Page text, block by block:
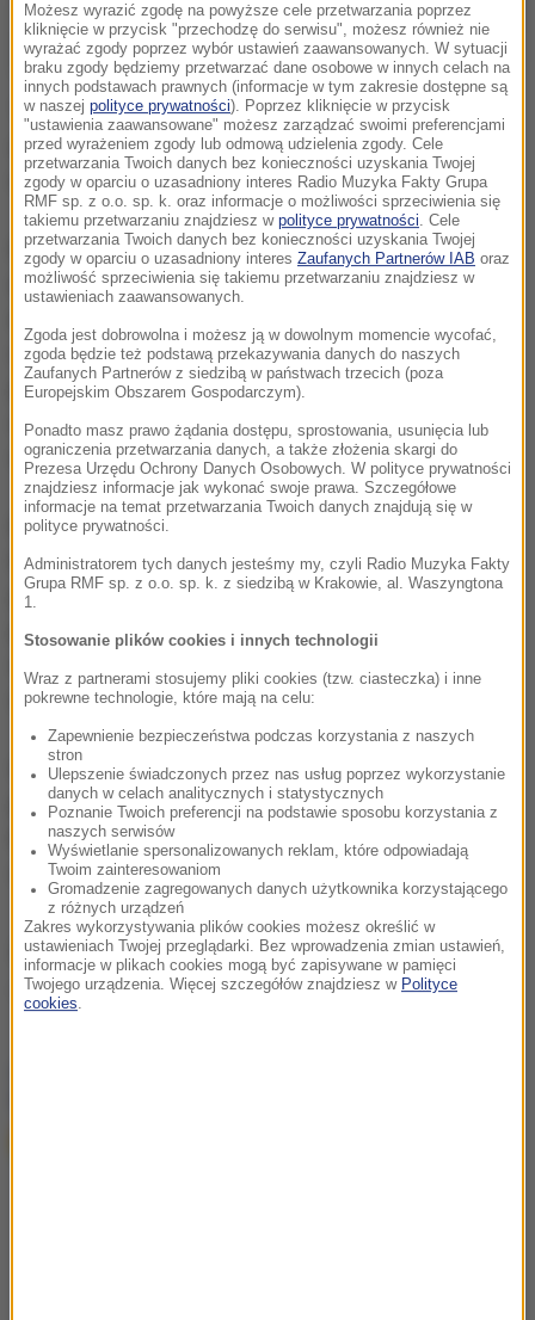
Trening odbył się w fatalnych warunkach
atmosferycznych, przy padającym ulewnym deszczu
i bez udziału publiczności.
Prognoza na kolejne godziny jest także bardzo
niekorzystna. Ma nadal intensywnie padać, być może
razie nie podjęto decyzji o ich ewentualnym
przeniesieniu na niedzielę. Możliwe jest nawet
ustawienie na polach startowych na podstawie
wyników trzeciego treningu.
Piątkowy pierwszy trening wygrany przez Niemca
Nico Rosberga z Mercedesa także przeprowadzono
przy padającym z przerwami deszczu. Temperatura
powietrza wynosiła 25 st. C, asfaltu o jeden stopień
chwili znowu zaczynało padać i był mokry.
W sobotę Rosberg zanotował dziewiąty rezultat, o
prawie dwie sekundy gorszy od wyniku Hamiltona,
który jako jedyny w stawce 20 zawodników pokonał
okrążenie toru w czasie poniżej dwóch minut.
Źródło: RMF24/PAP
Tagi:Formuła 1
Możesz wyrazić zgodę na powyższe cele przetwarzania poprzez
kliknięcie w przycisk "przechodzę do serwisu", możesz również nie
wyrażać zgody poprzez wybór ustawień zaawansowanych. W sytuacji
braku zgody będziemy przetwarzać dane osobowe w innych celach na
innych podstawach prawnych (informacje w tym zakresie dostępne są
w naszej polityce prywatności). Poprzez kliknięcie w przycisk
"ustawienia zaawansowane" możesz zarządzać swoimi preferencjami
przed wyrażeniem zgody lub odmową udzielenia zgody. Cele
przetwarzania Twoich danych bez konieczności uzyskania Twojej
zgody w oparciu o uzasadniony interes Radio Muzyka Fakty Grupa
RMF sp. z o.o. sp. k. oraz informacje o możliwości sprzeciwienia się
takiemu przetwarzaniu znajdziesz w polityce prywatności . Cele
przetwarzania Twoich danych bez konieczności uzyskania Twojej
zgody w oparciu o uzasadniony interes Zaufanych Partnerów IAB oraz
możliwość sprzeciwienia się takiemu przetwarzaniu znajdziesz w
ustawieniach zaawansowanych.
Zgoda jest dobrowolna i możesz ją w dowolnym momencie wycofać,
zgoda będzie też podstawą przekazywania danych do naszych
Zaufanych Partnerów z siedzibą w państwach trzecich (poza
Europejskim Obszarem Gospodarczym).
Ponadto masz prawo żądania dostępu, sprostowania, usunięcia lub
ograniczenia przetwarzania danych, a także złożenia skargi do
Prezesa Urzędu Ochrony Danych Osobowych. W polityce prywatności
znajdziesz informacje jak wykonać swoje prawa. Szczegółowe
informacje na temat przetwarzania Twoich danych znajdują się w
polityce prywatności.
Administratorem tych danych jesteśmy my, czyli Radio Muzyka Fakty
Grupa RMF sp. z o.o. sp. k. z siedzibą w Krakowie, al. Waszyngtona
1.
Stosowanie plików cookies i innych technologii
Wraz z partnerami stosujemy pliki cookies (tzw. ciasteczka) i inne
pokrewne technologie, które mają na celu:
Zapewnienie bezpieczeństwa podczas korzystania z naszych
stron
Ulepszenie świadczonych przez nas usług poprzez wykorzystanie
danych w celach analitycznych i statystycznych
Poznanie Twoich preferencji na podstawie sposobu korzystania z
naszych serwisów
Wyświetlanie spersonalizowanych reklam, które odpowiadają
Twoim zainteresowaniom
Gromadzenie zagregowanych danych użytkownika korzystającego
z różnych urządzeń
Zakres wykorzystywania plików cookies możesz określić w
ustawieniach Twojej przeglądarki. Bez wprowadzenia zmian ustawień,
informacje w plikach cookies mogą być zapisywane w pamięci
Twojego urządzenia. Więcej szczegółów znajdziesz w Polityce
cookies